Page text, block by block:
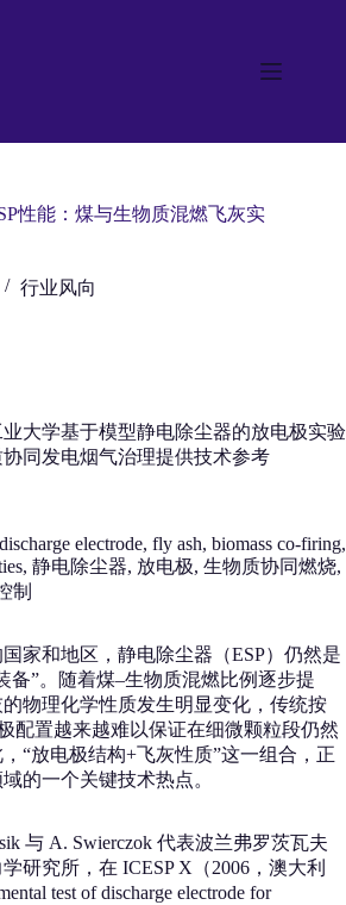
性能：煤与生物质混燃飞灰实
行业风向
大学基于模型静电除尘器的放电极实验
同发电烟气治理提供技术参考
electrode, fly ash, biomass co-firing,
静电除尘器, 放电极, 生物质协同燃烧,
制
家和地区，静电除尘器（ESP）仍然是
备”。随着煤–生物质混燃比例逐步提
物理化学性质发生明显变化，传统按
配置越来越难以保证在细微颗粒段仍然
“放电极结构+飞灰性质”这一组合，正
的一个关键技术热点。
与 A. Swierczok 代表波兰弗罗茨瓦夫
研究所，在 ICESP X（2006，澳大利
test of discharge electrode for